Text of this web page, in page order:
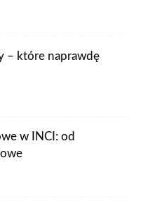
– które naprawdę
w INCI: od